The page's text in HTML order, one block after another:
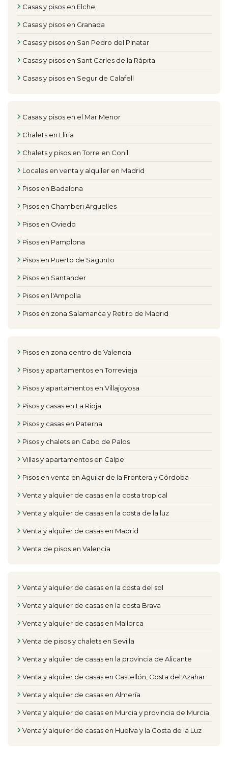
Casas y pisos en Elche
Casas y pisos en Granada
Casas y pisos en San Pedro del Pinatar
Casas y pisos en Sant Carles de la Rápita
Casas y pisos en Segur de Calafell
Casas y pisos en el Mar Menor
Chalets en Lliria
Chalets y pisos en Torre en Conill
Locales en venta y alquiler en Madrid
Pisos en Badalona
Pisos en Chamberi Arguelles
Pisos en Oviedo
Pisos en Pamplona
Pisos en Puerto de Sagunto
Pisos en Santander
Pisos en l'Ampolla
Pisos en zona Salamanca y Retiro de Madrid
Pisos en zona centro de Valencia
Pisos y apartamentos en Torrevieja
Pisos y apartamentos en Villajoyosa
Pisos y casas en La Rioja
Pisos y casas en Paterna
Pisos y chalets en Cabo de Palos
Villas y apartamentos en Calpe
Pisos en venta en Aguilar de la Frontera y Córdoba
Venta y alquiler de casas en la costa tropical
Venta y alquiler de casas en la costa de la luz
Venta y alquiler de casas en Madrid
Venta de pisos en Valencia
Venta y alquiler de casas en la costa del sol
Venta y alquiler de casas en la costa Brava
Venta y alquiler de casas en Mallorca
Venta de pisos y chalets en Sevilla
Venta y alquiler de casas en la provincia de Alicante
Venta y alquiler de casas en Castellón, Costa del Azahar
Venta y alquiler de casas en Almería
Venta y alquiler de casas en Murcia y provincia de Murcia
Venta y alquiler de casas en Huelva y la Costa de la Luz